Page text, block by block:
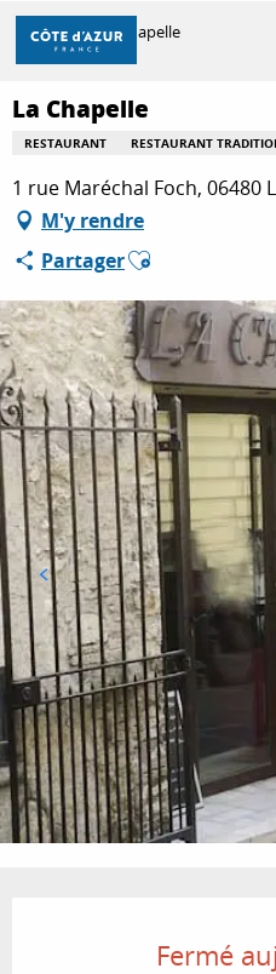
Aller
contenu
principal
DÉCOUVRIR
À FAIRE
SÉJOURNER
Accueil La Chapelle
La Chapelle
RESTAURANT RESTAURANT
1 rue Maréchal Foch, 06480
M'y rendre
PartagerAjouter aux
Fermé